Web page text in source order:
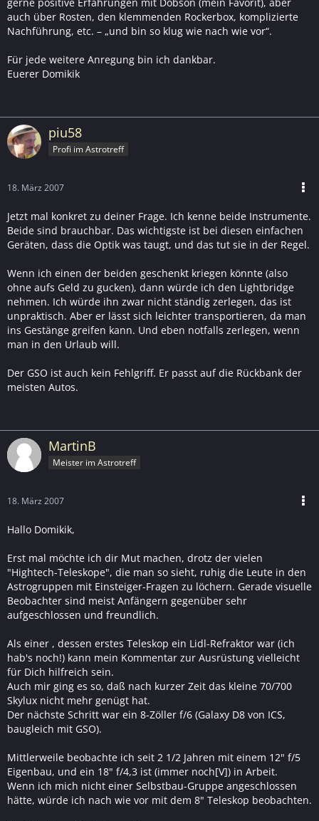
auch über Rosten, den klemmenden Rockerbox, komplizierte
Nachführung, etc. – „und bin so klug wie nach wie vor“.
Für jede weitere Anregung bin ich dankbar.
Euerer Domikik
piu58
Profi im Astrotreff
18. März 2007
Jetzt mal konkret zu deiner Frage. Ich kenne beide Instrumente.
Beide sind brauchbar. Das wichtigste ist bei diesen einfachen
Geräten, dass die Optik was taugt, und das tut sie in der Regel.
Wenn ich einen der beiden geschenkt kriegen könnte (also
ohne aufs Geld zu gucken), dann würde ich den Lightbridge
nehmen. Ich würde ihn zwar nicht ständig zerlegen, das ist
unpraktisch. Aber er lässt sich leichter transportieren, da man
ins Gestänge greifen kann. Und eben notfalls zerlegen, wenn
man in den Urlaub will.
Der GSO ist auch kein Fehlgriff. Er passt auf die Rückbank der
meisten Autos.
MartinB
Meister im Astrotreff
18. März 2007
Hallo Domikik,
Erst mal möchte ich dir Mut machen, drotz der vielen
"Hightech-Teleskope", die man so sieht, ruhig die Leute in den
Astrogruppen mit Einsteiger-Fragen zu löchern. Gerade visuelle
Beobachter sind meist Anfängern gegenüber sehr
aufgeschlossen und freundlich.
Als einer , dessen erstes Teleskop ein Lidl-Refraktor war (ich
hab's noch!) kann mein Kommentar zur Ausrüstung vielleicht
für Dich hilfreich sein.
Auch mir ging es so, daß nach kurzer Zeit das kleine 70/700
Skylux nicht mehr genügt hat.
Der nächste Schritt war ein 8-Zöller f/6 (Galaxy D8 von ICS,
baugleich mit GSO).
Mittlerweile beobachte ich seit 2 1/2 Jahren mit einem 12" f/5
Eigenbau, und ein 18" f/4,3 ist (immer noch[V]) in Arbeit.
Wenn ich mich nicht einer Selbstbau-Gruppe angeschlossen
hätte, würde ich nach wie vor mit dem 8" Teleskop beobachten.